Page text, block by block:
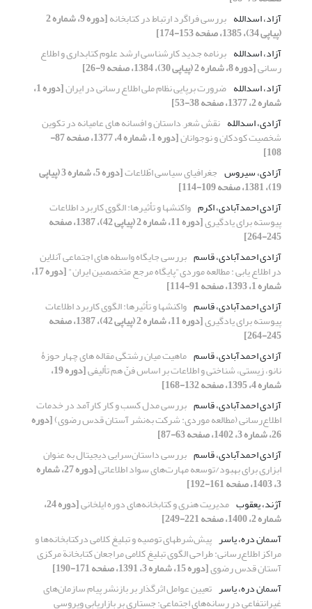
آزاد، اسدالله بررسی فراگرد ارتباط در کتابخانه [دوره 9، شماره 2
(پیاپی 34)، 1385، صفحه 153-174]
آزاد، اسدالله برنامه جدید کارشناسی ارشد علوم کتابداری و اطلاع
رسانی[دوره 8، شماره 2 (پیاپی 30)، 1384، صفحه 9-26]
آزاد، اسدالله ضرورت برپایی نظام ملی اطلاع رسانی در ایران [دوره 1،
شماره 2، 1377، صفحه 38-53]
آزادی، اسدالله نقش شعر, داستان و افسانه های عامیانه در تکوین
شخصیت کودکان و نوجوانان [دوره 1، شماره 4، 1377، صفحه 87-
108]
آزادی، سیروس جغرافیای سیاسی اطّلاعات [دوره 5، شماره 3 (پیاپی
19)، 1381، صفحه 109-114]
آزادی احمدآبادی، اکرم واکنشها و تأثیرها: الگوی کاربرد اطلاعات
پیوسته برای یادگیری [دوره 11، شماره 2 (پیاپی 42)، 1387، صفحه
245-264]
آزادی احمدآبادی، قاسم بررسی جایگاه واسطه های اجتماعی آنلاین
در اطلاع یابی : مطالعه موردی"پایگاه مرجع متخصصین ایران" [دوره 17،
شماره 1، 1393، صفحه 91-114]
آزادی احمدآبادی، قاسم واکنشها و تأثیرها: الگوی کاربرد اطلاعات
پیوسته برای یادگیری [دوره 11، شماره 2 (پیاپی 42)، 1387، صفحه
245-264]
آزادی احمدآبادی، قاسم ماهیت میان رشتگی مقاله های چهار حوزۀ
نانو، زیستی، شناختی و اطلاعات بر اساس فنّ هم تألیفی [دوره 19،
شماره 4، 1395، صفحه 132-168]
آزادی احمدآبادی، قاسم بررسی مدل کسب و کار کارآمد در خدمات
اطلاع‌رسانی (مطالعه موردی: شرکت به‌نشر آستان قدس رضوی)[دوره
26، شماره 3، 1402، صفحه 63-87]
آزادی احمدآبادی، قاسم بررسی داستان‌سرایی دیجیتال به عنوان
ابزاری برای بهبود/توسعه مهارت‌های سواد اطلاعاتی [دوره 27، شماره
3، 1403، صفحه 161-192]
آژند، یعقوب مدیریت هنری و کتابخانه‌های دوره ایلخانی [دوره 24،
شماره 2، 1400، صفحه 221-249]
آسمان دره، یاسر پیش‌شرطهای توصیه و تبلیغ کلامی درکتابخانه‌ها و
مراکز اطلاع‌رسانی: طراحی الگوی تبلیغ کلامی مراجعان کتابخانة مرکزی
آستان قدس رضوی[دوره 15، شماره 3، 1391، صفحه 171-190]
آسمان دره، یاسر تعیین عوامل اثرگذار بر بازنشر پیام سازمان‌های
غیرانتفاعی در رسانه‌های اجتماعی: جستاری بر بازاریابی ویروسی